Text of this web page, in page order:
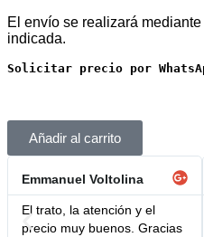
El envío se realizará
indicada.
Solicitar precio por
Añadir al carrito
Emmanuel Voltolina
El trato, la atención y el
precio muy buenos. Gracias